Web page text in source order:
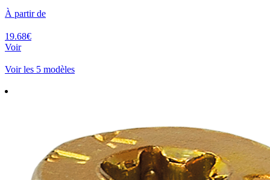
À partir de
19.68€
Voir
Voir les 5 modèles